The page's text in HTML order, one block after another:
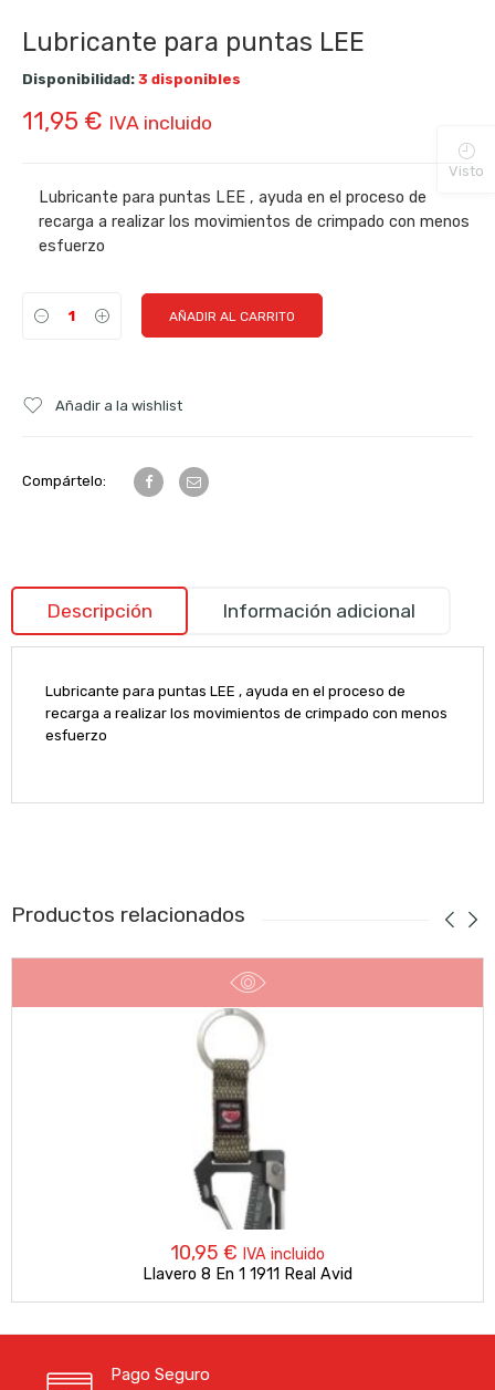
Lubricante para puntas LEE
Disponibilidad: 3 disponibles
11,95 € IVA incluido
Lubricante para puntas LEE , ayuda en el proceso de
recarga a realizar los movimientos de crimpado con menos
esfuerzo
AÑADIR AL CARRITO
Añadir a la wishlist
Compártelo:
Descripción Información adicional
Lubricante para puntas LEE , ayuda en el proceso de
recarga a realizar los movimientos de crimpado con menos
esfuerzo
Productos relacionados
10,95 € IVA incluido
Llavero 8 En 1 1911 Real Avid
Pago Seguro
Visto